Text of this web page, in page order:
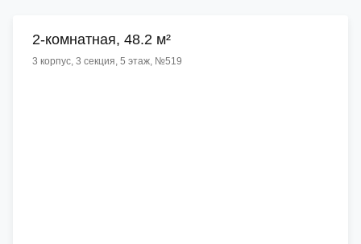
2-комнатная, 48.2 м²
3 корпус, 3 секция, 5 этаж, №519